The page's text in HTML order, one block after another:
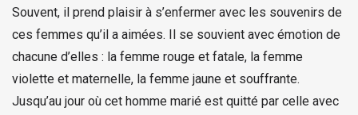
Souvent, il prend plaisir à s’enfermer avec les souvenirs de
ces femmes qu’il a aimées. Il se souvient avec émotion de
chacune d’elles : la femme rouge et fatale, la femme
violette et maternelle, la femme jaune et souffrante.
Jusqu’au jour où cet homme marié est quitté par celle avec